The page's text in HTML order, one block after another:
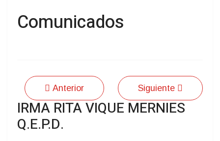
Comunicados
Anterior Siguiente
IRMA RITA VIQUE MERNIES
Q.E.P.D.